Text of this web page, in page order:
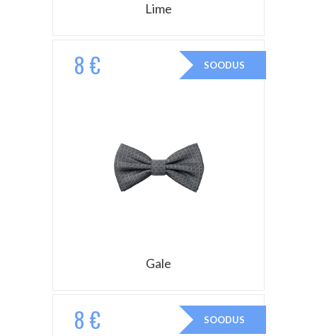
Lime
SOODUS
8 €
Gale
SOODUS
8 €